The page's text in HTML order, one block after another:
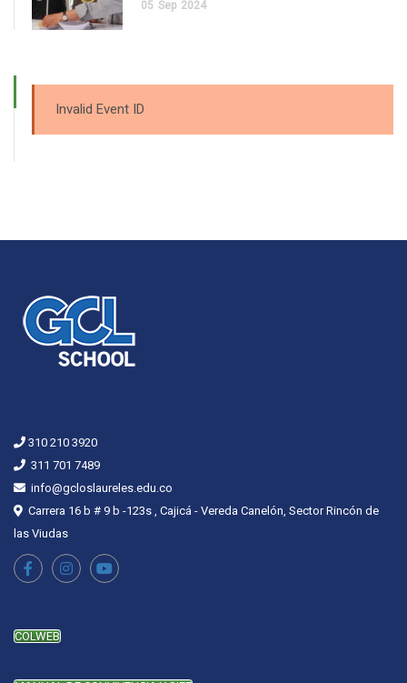
05 Sep 2024
Invalid Event ID
310 210 3920
311 701 7489
info@gcloslaureles.edu.co
Carrera 16 b # 9 b -123s , Cajicá - Vereda Canelón, Sector Rincón de
las Viudas
COLWEB